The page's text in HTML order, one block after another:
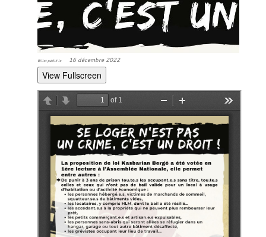
Billet publié le 16 décembre 2022
View Fullscreen